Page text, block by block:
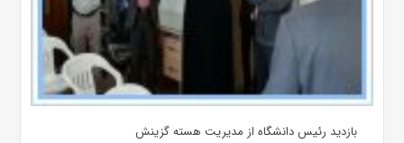
بازدید رئیس دانشگاه از مدیریت هسته گزینش